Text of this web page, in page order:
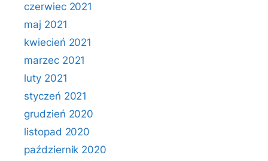
czerwiec 2021
maj 2021
kwiecień 2021
marzec 2021
luty 2021
styczeń 2021
grudzień 2020
listopad 2020
październik 2020